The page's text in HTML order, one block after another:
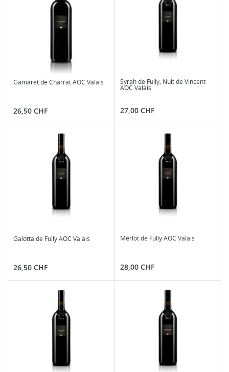
Gamaret de Charrat AOC Valais
Prix
26,50 CHF
Syrah de Fully, Nuit de Vincent
AOC Valais
Prix
27,00 CHF
Galotta de Fully AOC Valais
Prix
26,50 CHF
Merlot de Fully AOC Valais
Prix
28,00 CHF